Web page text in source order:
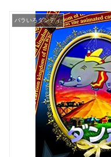
バラいろダンディ